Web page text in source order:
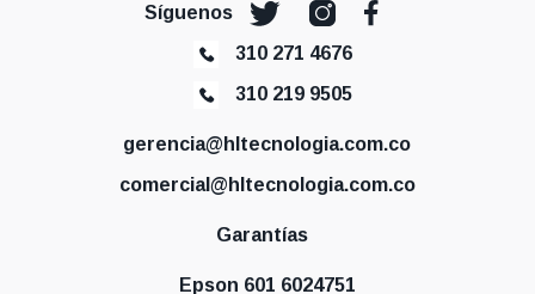
Síguenos
310 271 4676
310 219 9505
gerencia@hltecnologia.com.co
comercial@hltecnologia.com.co
Garantías
Epson 601 6024751